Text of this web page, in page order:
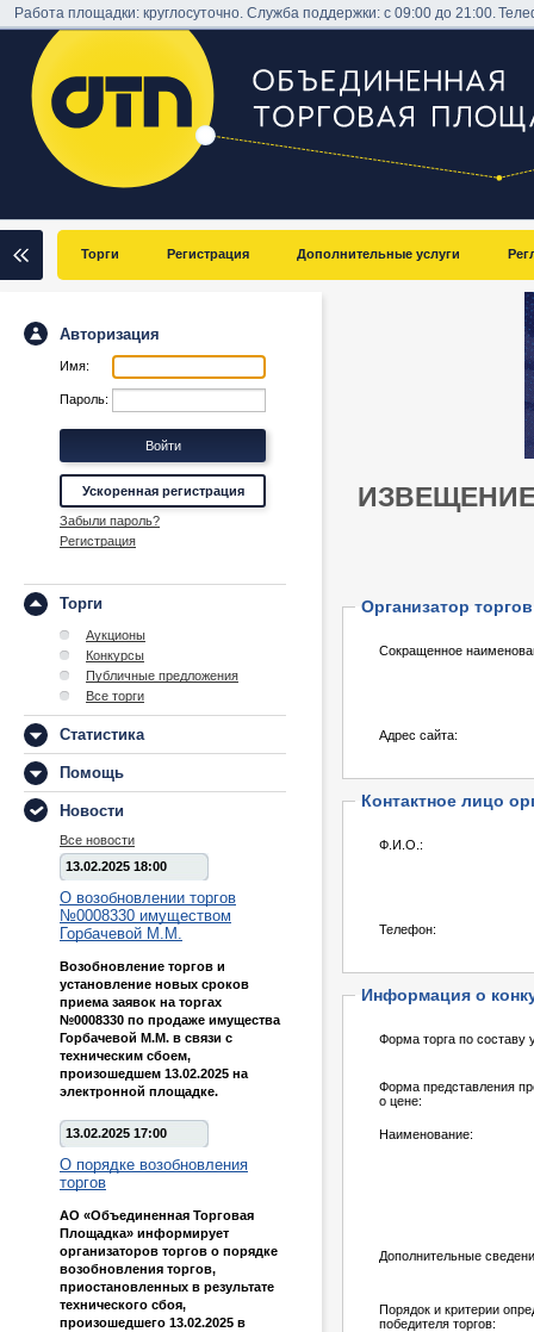
Работа площадки: круглосуточно. Служба поддержки: с 09:00 до 21:00.
Торги Регистрация Дополнительные услуги
Авторизация
Имя:
Пароль:
Ускоренная регистрация
Забыли пароль?
Регистрация
Торги
Аукционы
Конкурсы
Публичные предложения
Все торги
Статистика
Помощь
Новости
Все новости
13.02.2025 18:00
О возобновлении торгов
№0008330 имуществом
Горбачевой М.М.
Возобновление торгов и
установление новых сроков
приема заявок на торгах
№0008330 по продаже имущества
Горбачевой М.М. в связи с
техническим сбоем,
произошедшем 13.02.2025 на
электронной площадке.
13.02.2025 17:00
О порядке возобновления
торгов
АО «Объединенная Торговая
Площадка» информирует
организаторов торгов о порядке
возобновления торгов,
приостановленных в результате
технического сбоя,
произошедшего 13.02.2025 в
Организатор торгов
Сокращенное
Адрес сайта:
Контактное лицо
Ф.И.О.:
Телефон:
Информация о
Форма торга по составу
Форма представления
о цене:
Наименование:
Дополнительные
Порядок и критерии
победителя торгов: